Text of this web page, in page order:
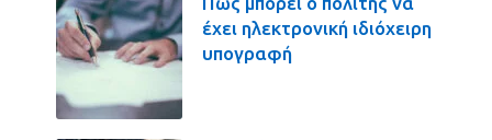
έχει ηλεκτρονική ιδιόχειρη
υπογραφή